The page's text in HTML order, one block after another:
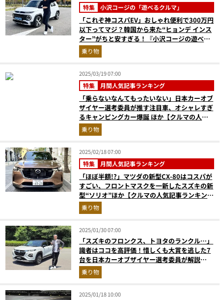
特集 小沢コージの「遊べるクルマ」
「これぞ神コスパEV」おしゃれ便利で300万円
以下ってマジ？韓国から来た“ヒョンデ インス
ター”がちと安すぎる！『小沢コージの遊べる
クルマ』
乗り物
2025/03/19 07:00
特集 月間人気記事ランキング
「乗らないなんてもったいない」日本カーオブ
ザイヤー選考委員が推す注目車、オシャレすぎ
るキャンピングカー爆誕 ほか【クルマの人気
記事ランキングベスト3】（2025年2月版）
乗り物
2025/02/18 07:00
特集 月間人気記事ランキング
「ほぼ半額!?」マツダの新型CX-80はコスパが
すごい、フロントマスクを一新したスズキの新
型“ソリオ”ほか【クルマの人気記事ランキング
ベスト3】（2025年1月版）
乗り物
2025/01/30 07:00
「スズキのフロンクス、トヨタのランクル…」
識者はココを高評価！惜しくも大賞を逃した7
台を日本カーオブザイヤー選考委員が解説
【MonoMax乗り物オブ・ザ・イヤー 24-25】
乗り物
2025/01/18 10:00